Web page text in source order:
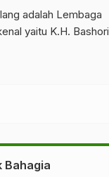
adalah Lembaga
yaitu K.H. Bashori
Bahagia